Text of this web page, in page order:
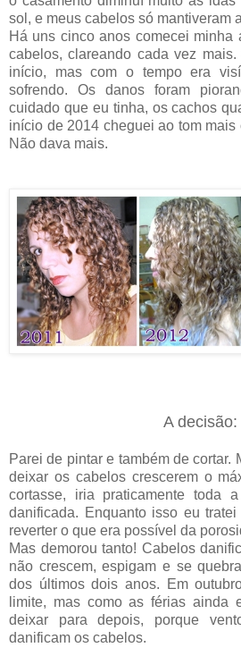
sol, e meus cabelos só mantiveram
Há uns cinco anos comecei minha
cabelos, clareando cada vez
início, mas com o tempo era
sofrendo. Os danos foram
cuidado que eu tinha, os cachos
início de 2014 cheguei ao tom mais
Não dava mais.
A decisão:
Parei de pintar e também de cortar.
deixar os cabelos crescerem o
cortasse, iria praticamente toda
danificada. Enquanto isso eu
reverter o que era possível da
Mas demorou tanto! Cabelos
não crescem, espigam e se
dos últimos dois anos. Em
limite, mas como as férias ainda
deixar para depois, porque
danificam os cabelos.